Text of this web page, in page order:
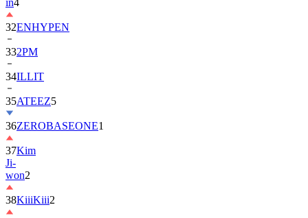
in4
32ENHYPEN
332PM
34ILLIT
35ATEEZ5
36ZEROBASEONE1
37Kim
Ji-
won2
38KiiiKiii2